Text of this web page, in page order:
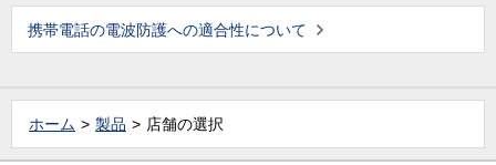
携帯電話の電波防護への適合性について
ホーム 製品 店舗の選択